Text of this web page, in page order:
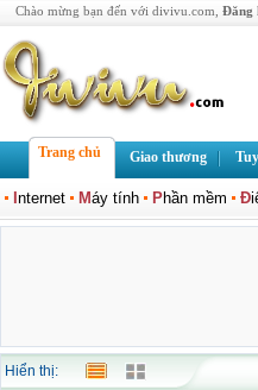
Chào mừng bạn đến với divivu.com, Đăng
Trang chủ Giao thương
nternet Máy tính Phần mềm Đ
Hiển thị: